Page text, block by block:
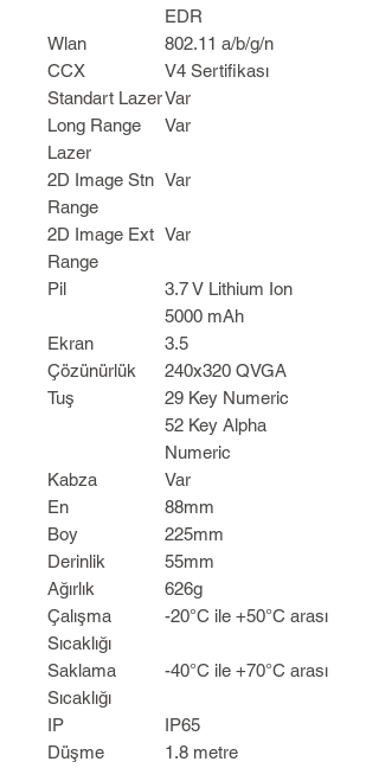
EDR
Wlan
802.11 a/b/g/n
CCX
V4 Sertifikası
Standart LazerVar
Long Range
Lazer
Var
2D Image Stn
Range
Var
2D Image Ext
Range
Var
Pil
3.7 V Lithium Ion
5000 mAh
Ekran
3.5
Çözünürlük
240x320 QVGA
Tuş
29 Key Numeric
52 Key Alpha
Numeric
Kabza
Var
En
88mm
Boy
225mm
Derinlik
55mm
Ağırlık
626g
Çalışma
Sıcaklığı
-20°C ile +50°C arası
Saklama
Sıcaklığı
-40°C ile +70°C arası
IP
IP65
Düşme
1.8 metre